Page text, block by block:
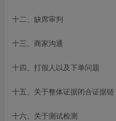
十二、缺席审判
十三、商家沟通
十四、打假人以及下单问题
十五、关于整体证据闭合证据链
十六、关于测试检测